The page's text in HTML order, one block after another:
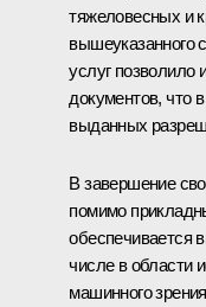
тяжеловесных и
вышеуказанного
услуг позволило
документов, что
выданных
В завершение
помимо
обеспечивается
числе в области
машинного